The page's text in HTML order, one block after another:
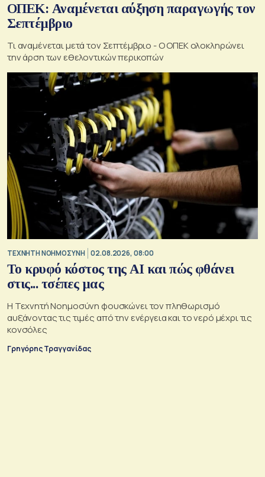
ΟΠΕΚ: Αναμένεται αύξηση παραγωγής τον
Σεπτέμβριο
Τι αναμένεται μετά τον Σεπτέμβριο - Ο ΟΠΕΚ ολοκληρώνει
την άρση των εθελοντικών περικοπών
TΕΧΝΗΤΗ ΝΟΗΜΟΣΥΝΗ 02.08.2026, 08:00
Το κρυφό κόστος της ΑΙ και πώς φθάνει
στις... τσέπες μας
Η Τεχνητή Νοημοσύνη φουσκώνει τον πληθωρισμό
αυξάνοντας τις τιμές από την ενέργεια και το νερό μέχρι τις
κονσόλες
Γρηγόρης Τραγγανίδας